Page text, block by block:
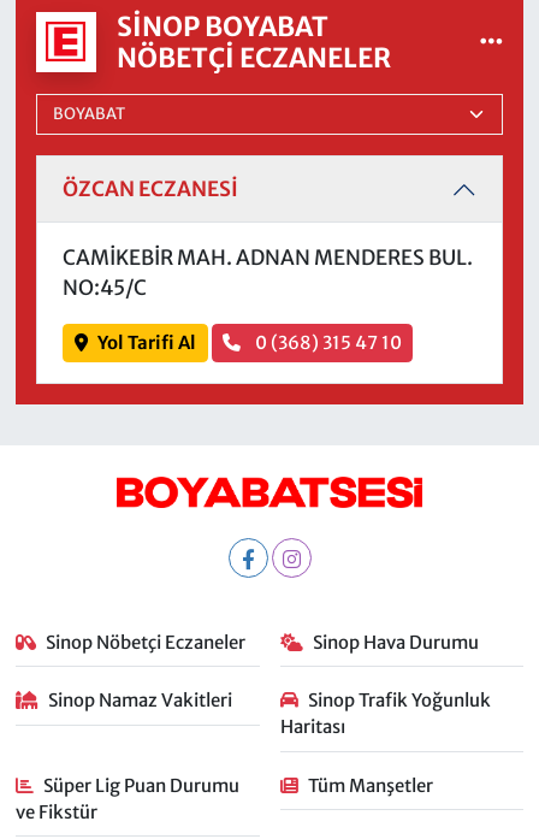
SINOP BOYABAT
NÖBETÇI ECZANELER
ÖZCAN ECZANESİ
CAMİKEBİR MAH. ADNAN MENDERES BUL.
NO:45/C
Yol Tarifi Al 0 (368) 315 47 10
Sinop Nöbetçi Eczaneler Sinop Hava Durumu
Sinop Namaz Vakitleri
Sinop Trafik Yoğunluk
Haritası
Süper Lig Puan Durumu
ve Fikstür
Tüm Manşetler